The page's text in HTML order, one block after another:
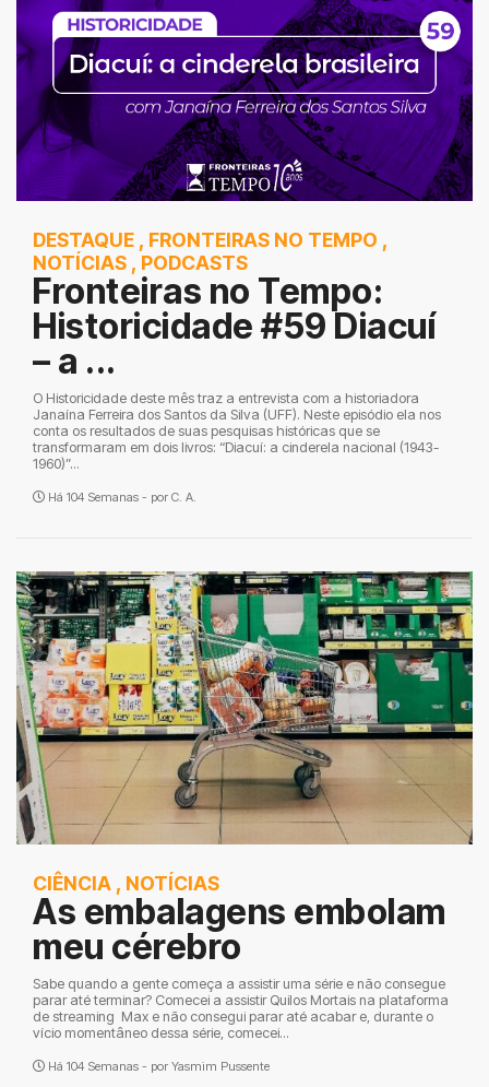
DESTAQUE , FRONTEIRAS NO TEMPO ,
NOTÍCIAS , PODCASTS
Fronteiras no Tempo:
Historicidade #59 Diacuí
– a ...
O Historicidade deste mês traz a entrevista com a historiadora
Janaína Ferreira dos Santos da Silva (UFF). Neste episódio ela nos
conta os resultados de suas pesquisas históricas que se
transformaram em dois livros: “Diacuí: a cinderela nacional (1943-
1960)”...
Há 104 Semanas - por C. A.
CIÊNCIA , NOTÍCIAS
As embalagens embolam
meu cérebro
Sabe quando a gente começa a assistir uma série e não consegue
parar até terminar? Comecei a assistir Quilos Mortais na plataforma
de streaming Max e não consegui parar até acabar e, durante o
vício momentâneo dessa série, comecei...
Há 104 Semanas - por Yasmim Pussente